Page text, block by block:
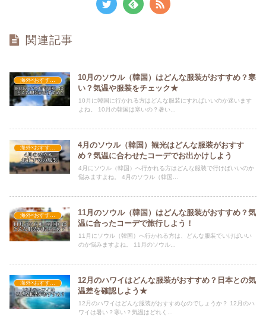
関連記事
海外×おすすめの服装
10月のソウル（韓国）はどんな服装がおすすめ？寒
い？気温や服装をチェック★
10月に韓国に行かれる方はどんな服装にすればいいのか迷います
よね。 10月の韓国は寒いの？暑い...
海外×おすすめの服装
4月のソウル（韓国）観光はどんな服装がおすす
め？気温に合わせたコーデでお出かけしよう
4月にソウル（韓国）へ行かれる方はどんな服装で行けばいいのか
悩みますよね。 4月のソウル（韓国...
11月のソウル（韓国）はどんな服装がおすすめ？気
温に合ったコーデで旅行しよう！
11月にソウル（韓国）へ行かれる方は、どんな服装でいけばいい
のか悩みますよね。 11月のソウル...
12月のハワイはどんな服装がおすすめ？日本との気
温差を確認しよう★
12月のハワイはどんな服装がおすすめなのでしょうか？ 12月のハ
ワイは暑い？寒い？気温はどれく...